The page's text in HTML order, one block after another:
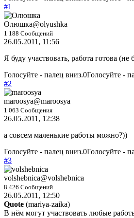
#1
Олюшка@olyushka
1 188 Сообщений
26.05.2011, 11:56
Я буду участвовать, работа готова
Голосуйте - палец вниз.0Голосуйте -
#2
maroosya@maroosya
1 063 Сообщения
26.05.2011, 12:38
а совсем маленькие работы можно?))
Голосуйте - палец вниз.0Голосуйте -
#3
volshebnica@volshebnica
8 426 Сообщений
26.05.2011, 12:50
Quote (mariya-zaika)
В нём могут участвовать любые